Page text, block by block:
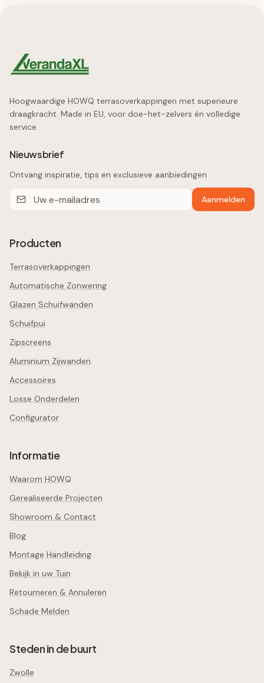
Hoogwaardige HOWQ terrasoverkappingen met superieure
draagkracht. Made in EU, voor doe-het-zelvers én volledige
service.
Nieuwsbrief
Ontvang inspiratie, tips en exclusieve aanbiedingen
Aanmelden
Producten
Terrasoverkappingen
Automatische Zonwering
Glazen Schuifwanden
Schuifpui
Zipscreens
Aluminium Zijwanden
Accessoires
Losse Onderdelen
Configurator
Informatie
Waarom HOWQ
Gerealiseerde Projecten
Showroom & Contact
Blog
Montage Handleiding
Bekijk in uw Tuin
Retourneren & Annuleren
Schade Melden
Steden in de buurt
Zwolle